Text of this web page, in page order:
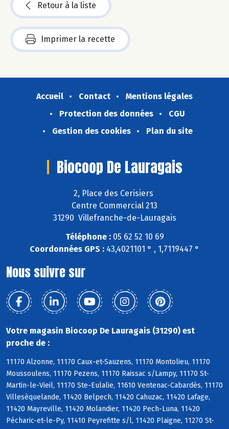
Retour à la liste
Imprimer la recette
Accueil Contact
Mentions légales
Protection des données
CGU
Gestion des cookies
Plan du site
Biocoop De Lauragais
2, Place des Cerisiers
Centre Commercial 213
31290 Villefranche-de-Lauragais
Téléphone :05 62 52 10 69
Coordonnées GPS : 43,4021101 ° , 1,7119447 °
Nous suivre sur
Votre magasin Biocoop De Lauragais (31290) est
proche de :
11170 Alzonne, 11170 Caux-et-Sauzens, 11170 Montolieu, 11170
Moussoulens, 11170 Pezens, 11170 Raissac s/Lampy, 11170 St-
Martin-le-Vieil, 11170 Ste-Eulalie, 11610 Ventenac-Cabardès, 11170
Villesèquelande, 11420 Belpech, 11420 Cahuzac, 11420 Lafage,
11420 Mayreville, 11420 Molandier, 11420 Pech-Luna, 11420
Pécharic-et-le-Py, 11410 Peyrefitte s/l, 11420 Plaigne, 11270 St-